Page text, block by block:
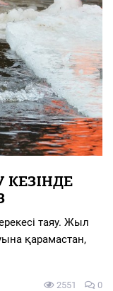
таяу. Жыл
қарамастан,
2551 0